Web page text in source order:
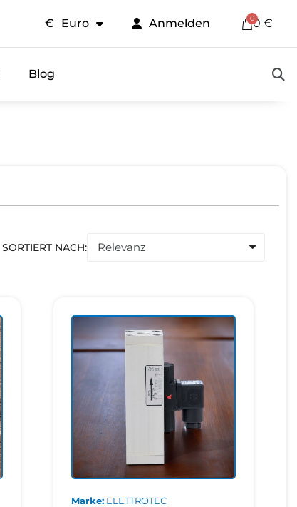
€ Euro Anmelden 0 €
Blog
SORTIERT NACH:
Marke ELETTROTEC